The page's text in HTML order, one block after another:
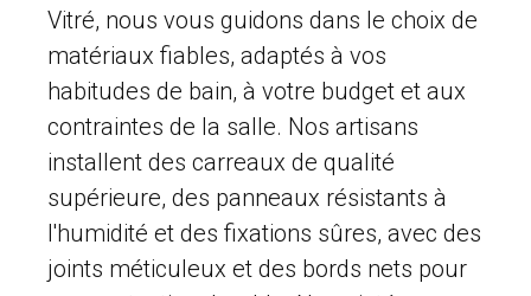
Vitré, nous vous guidons dans le choix de
matériaux fiables, adaptés à vos
habitudes de bain, à votre budget et aux
contraintes de la salle. Nos artisans
installent des carreaux de qualité
supérieure, des panneaux résistants à
l'humidité et des fixations sûres, avec des
joints méticuleux et des bords nets pour